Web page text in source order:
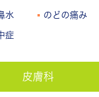
水 のどの痛み
症
皮膚科